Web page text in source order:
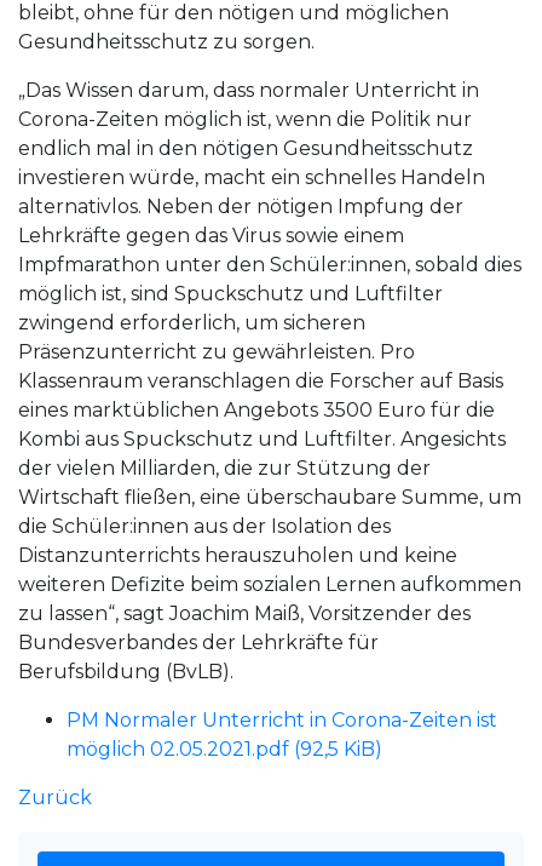
bleibt, ohne für den nötigen und möglichen
Gesundheitsschutz zu sorgen.
„Das Wissen darum, dass normaler Unterricht in
Corona-Zeiten möglich ist, wenn die Politik nur
endlich mal in den nötigen Gesundheitsschutz
investieren würde, macht ein schnelles Handeln
alternativlos. Neben der nötigen Impfung der
Lehrkräfte gegen das Virus sowie einem
Impfmarathon unter den Schüler:innen, sobald dies
möglich ist, sind Spuckschutz und Luftfilter
zwingend erforderlich, um sicheren
Präsenzunterricht zu gewährleisten. Pro
Klassenraum veranschlagen die Forscher auf Basis
eines marktüblichen Angebots 3500 Euro für die
Kombi aus Spuckschutz und Luftfilter. Angesichts
der vielen Milliarden, die zur Stützung der
Wirtschaft fließen, eine überschaubare Summe, um
die Schüler:innen aus der Isolation des
Distanzunterrichts herauszuholen und keine
weiteren Defizite beim sozialen Lernen aufkommen
zu lassen“, sagt Joachim Maiß, Vorsitzender des
Bundesverbandes der Lehrkräfte für
Berufsbildung (BvLB).
PM Normaler Unterricht in Corona-Zeiten ist
möglich 02.05.2021.pdf (92,5 KiB)
Zurück